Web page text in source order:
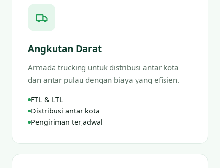
Angkutan Darat
Armada trucking untuk distribusi antar kota
dan antar pulau dengan biaya yang efisien.
FTL & LTL
Distribusi antar kota
Pengiriman terjadwal